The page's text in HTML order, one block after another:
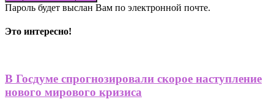
Пароль будет выслан Вам по электронной почте.
Это интересно!
В Госдуме спрогнозировали скорое наступление
нового мирового кризиса